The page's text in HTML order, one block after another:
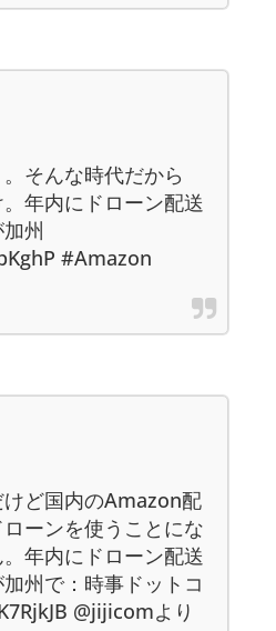
そんな時代だから
年内にドローン配送
州
#Amazon
ど国内のAmazon配
ーンを使うことにな
年内にドローン配送
州で：時事ドットコ
@jijicomより